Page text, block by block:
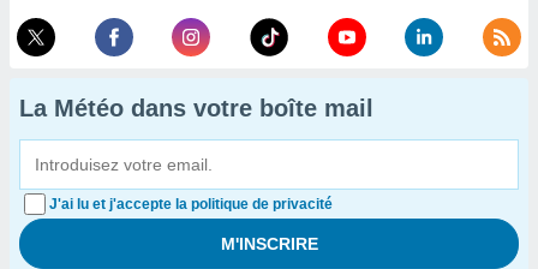
La Météo dans votre boîte mail
J'ai lu et j'accepte la politique de privacité